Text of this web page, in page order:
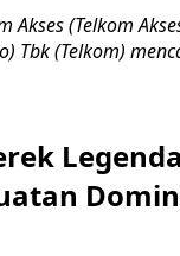
Akses (Telkom
Tbk (Telkom)